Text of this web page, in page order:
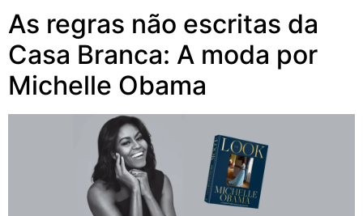
As regras não escritas da
Casa Branca: A moda por
Michelle Obama